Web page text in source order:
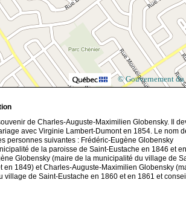
© Gouvernement du
de Charles-Auguste-Maximilien Globensky. Il
avec Virginie Lambert-Dumont en 1854. Le nom
personnes suivantes : Frédéric-Eugène Globensky
de la paroisse de Saint-Eustache en 1846 et en
Globensky (maire de la municipalité du village de
en 1849) et Charles-Auguste-Maximilien Globensky
village de Saint-Eustache en 1860 et en 1861 et